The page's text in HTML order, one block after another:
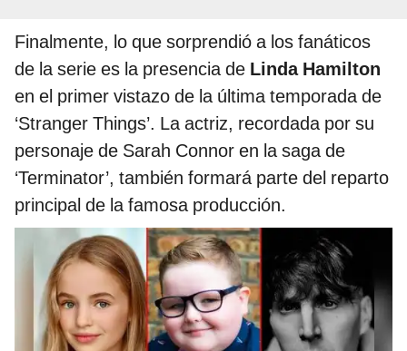
Finalmente, lo que sorprendió a los fanáticos
de la serie es la presencia de Linda Hamilton
en el primer vistazo de la última temporada de
‘Stranger Things’. La actriz, recordada por su
personaje de Sarah Connor en la saga de
‘Terminator’, también formará parte del reparto
principal de la famosa producción.